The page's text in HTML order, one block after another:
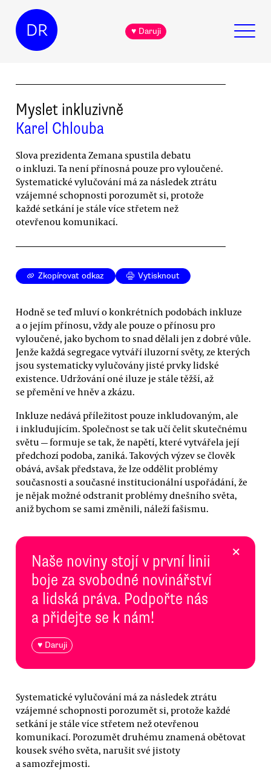
DR ♥ Daruji
Myslet inkluzivně
Karel Chlouba
Slova prezidenta Zemana spustila debatu
o inkluzi. Ta není přínosná pouze pro vyloučené.
Systematické vylučování má za následek ztrátu
vzájemné schopnosti porozumět si, protože
každé setkání je stále více střetem než
otevřenou komunikací.
Zkopírovat odkaz Vytisknout
Hodně se teď mluví o konkrétních podobách inkluze
a o jejím přínosu, vždy ale pouze o přínosu pro
vyloučené, jako bychom to snad dělali jen z dobré vůle.
Jenže každá segregace vytváří iluzorní světy, ze kterých
jsou systematicky vylučovány jisté prvky lidské
existence. Udržování oné iluze je stále těžší, až
se přemění ve hněv a zkázu.
Inkluze nedává příležitost pouze inkludovaným, ale
i inkludujícím. Společnost se tak učí čelit skutečnému
světu — formuje se tak, že napětí, které vytvářela její
předchozí podoba, zaniká. Takových výzev se člověk
obává, avšak představa, že lze oddělit problémy
současnosti a současné institucionální uspořádání, že
je nějak možné odstranit problémy dnešního světa,
aniž bychom se sami změnili, náleží fašismu.
Naše noviny stojí v první linii
boje za svobodné novinářství
a lidská práva. Podpořte nás
a přidejte se k nám!
♥ Daruji
×
Systematické vylučování má za následek ztrátu
vzájemné schopnosti porozumět si, protože každé
setkání je stále více střetem než otevřenou
komunikací. Porozumět druhému znamená obětovat
kousek svého světa, narušit své jistoty
a samozřejmosti.